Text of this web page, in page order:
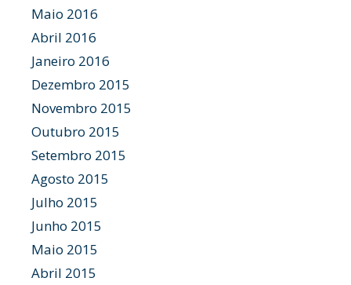
Maio 2016
Abril 2016
Janeiro 2016
Dezembro 2015
Novembro 2015
Outubro 2015
Setembro 2015
Agosto 2015
Julho 2015
Junho 2015
Maio 2015
Abril 2015